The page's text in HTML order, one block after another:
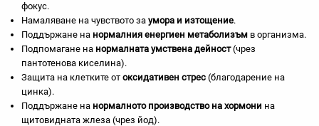
фокус.
Намаляване на чувството за умора и изтощение.
Поддържане на нормалния енергиен метаболизъм в организма.
Подпомагане на нормалната умствена дейност(чрез
пантотенова киселина).
Защита на клетките от оксидативен стрес (благодарение на
цинка).
Поддържане на нормалното производство на хормони на
щитовидната жлеза (чрез йод).